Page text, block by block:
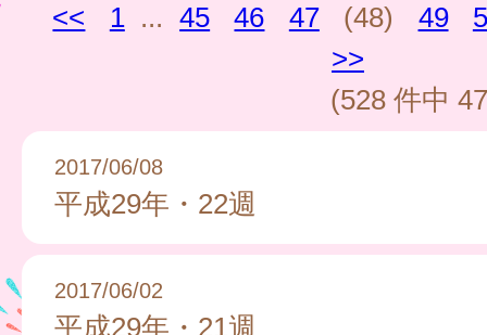
<< 1 ... 45 46 47 (48) 49
>>
(528 件中
2017/06/08
平成29年・22週
2017/06/02
平成29年・21週